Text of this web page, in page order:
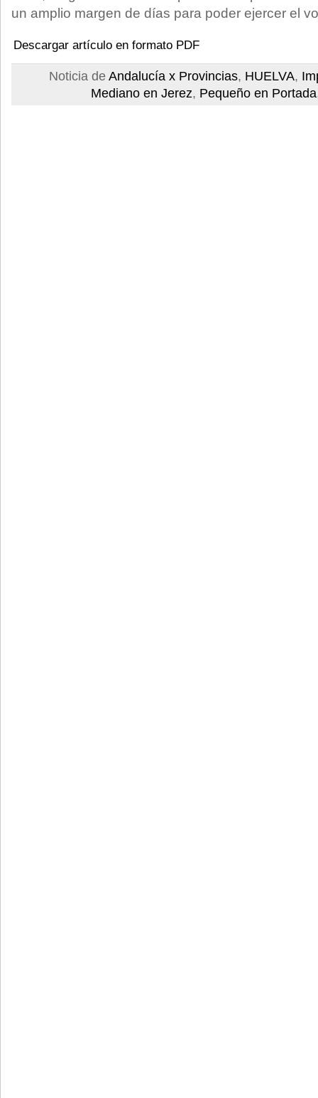
un amplio margen de días para poder ejercer el
Descargar artículo en formato PDF
Noticia de Andalucía x Provincias, HUELVA,
Mediano en Jerez, Pequeño en Portada